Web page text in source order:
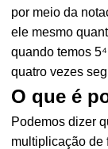
por meio da
ele mesmo
quando temos
quatro vezes
O que é
Podemos dizer
multiplicação de